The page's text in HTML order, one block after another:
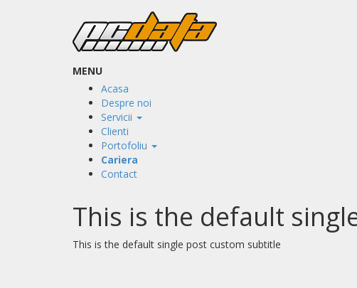
MENU
Acasa
Despre noi
Servicii
Clienti
Portofoliu
Cariera
Contact
This is the default
This is the default single post custom subtitle